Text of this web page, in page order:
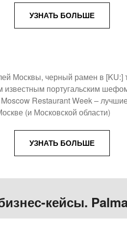
УЗНАТЬ БОЛЬШЕ
Москвы, черный рамен в [KU:]
известным португальским
Restaurant Week –
(и Московской области)
УЗНАТЬ БОЛЬШЕ
кейсы.